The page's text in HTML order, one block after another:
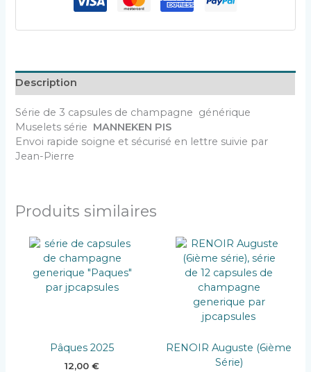
Description
Série de 3 capsules de champagne générique
Muselets série MANNEKEN PIS
Envoi rapide soigne et sécurisé en lettre suivie par
Jean-Pierre
Produits similaires
Pâques 2025
12,00€
RENOIR Auguste (6ième
Série)